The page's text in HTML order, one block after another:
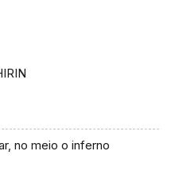
no meio o inferno